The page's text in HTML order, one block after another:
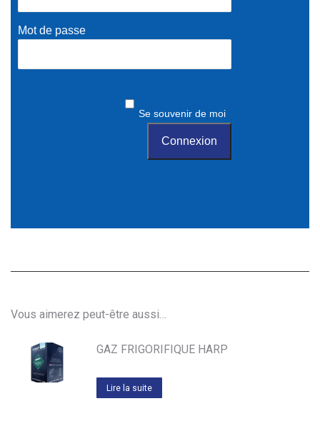
Mot de passe
Se souvenir de moi
Vous aimerez peut-être aussi…
GAZ FRIGORIFIQUE HARP
Lire la suite